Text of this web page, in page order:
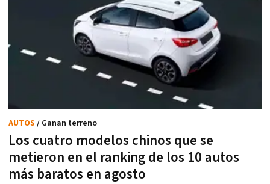
Los cuatro modelos chinos que se
metieron en el ranking de los 10 autos
más baratos en agosto
AUTOS / Ganan terreno